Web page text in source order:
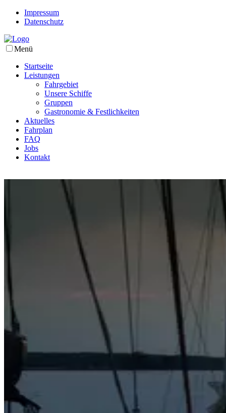
Impressum
Datenschutz
Menü
Startseite
Leistungen
Fahrgebiet
Unsere Schiffe
Gruppen
Gastronomie & Festlichkeiten
Aktuelles
Fahrplan
FAQ
Jobs
Kontakt